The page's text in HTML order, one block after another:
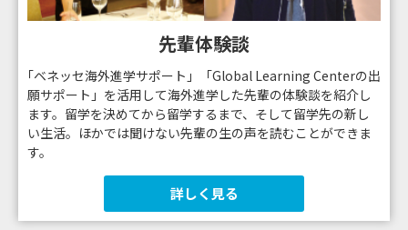
先輩体験談
｢ベネッセ海外進学サポート」「Global Learning Centerの出
願サポート」を活用して海外進学した先輩の体験談を紹介し
ます。留学を決めてから留学するまで、そして留学先の新し
い生活。ほかでは聞けない先輩の生の声を読むことができま
す。
詳しく見る